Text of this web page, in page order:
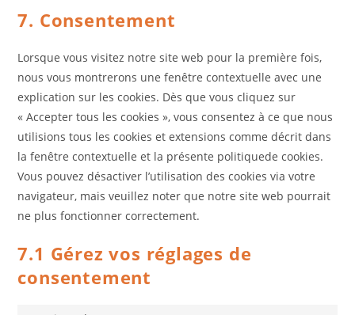
divers
7. Consentement
Lorsque vous visitez notre site web pour la première fois,
nous vous montrerons une fenêtre contextuelle avec une
explication sur les cookies. Dès que vous cliquez sur
« Accepter tous les cookies », vous consentez à ce que nous
utilisions tous les cookies et extensions comme décrit dans
la fenêtre contextuelle et la présente politiquede cookies.
Vous pouvez désactiver l’utilisation des cookies via votre
navigateur, mais veuillez noter que notre site web pourrait
ne plus fonctionner correctement.
7.1 Gérez vos réglages de
consentement